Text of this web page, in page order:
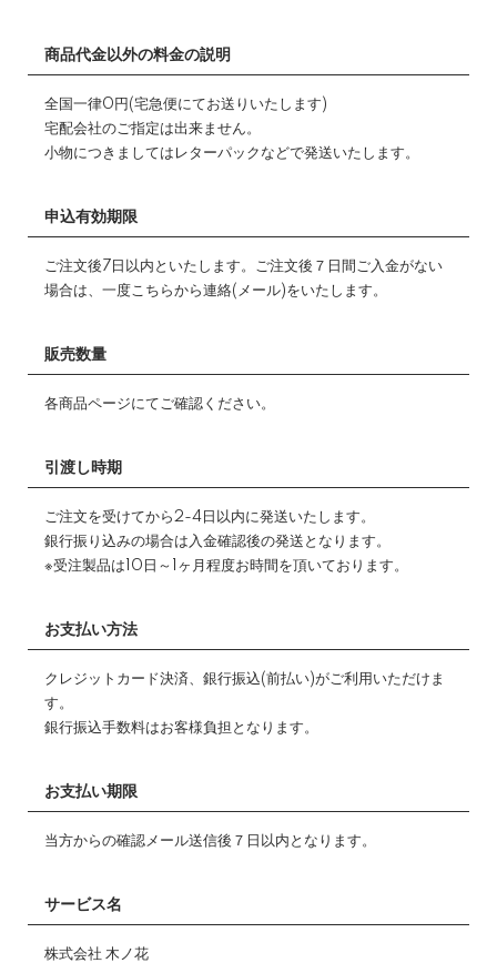
商品代金以外の料金の説明
全国一律0円(宅急便にてお送りいたします)
宅配会社のご指定は出来ません。
小物につきましてはレターパックなどで発送いたします。
申込有効期限
ご注文後7日以内といたします。ご注文後７日間ご入金がない
場合は、一度こちらから連絡(メール)をいたします。
販売数量
各商品ページにてご確認ください。
引渡し時期
ご注文を受けてから2-4日以内に発送いたします。
銀行振り込みの場合は入金確認後の発送となります。
※受注製品は10日～1ヶ月程度お時間を頂いております。
お支払い方法
クレジットカード決済、銀行振込(前払い)がご利用いただけま
す。
銀行振込手数料はお客様負担となります。
お支払い期限
当方からの確認メール送信後７日以内となります。
サービス名
株式会社 木ノ花